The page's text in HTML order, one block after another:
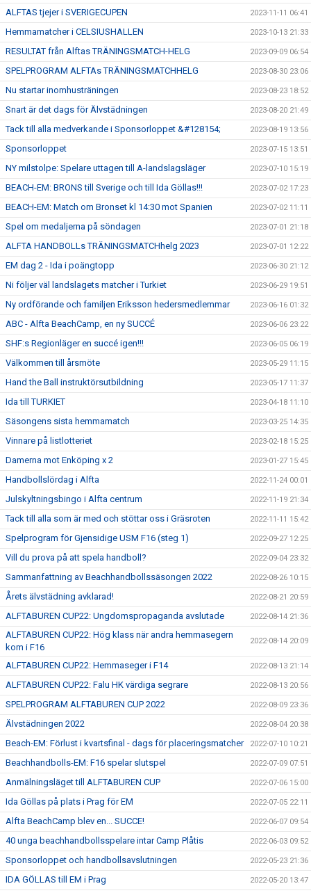
ALFTAS tjejer i SVERIGECUPEN 2023-11-11 06:41
Hemmamatcher i CELSIUSHALLEN 2023-10-13 21:33
RESULTAT från Alftas TRÄNINGSMATCH-HELG 2023-09-09 06:54
SPELPROGRAM ALFTAs TRÄNINGSMATCHHELG 2023-08-30 23:06
Nu startar inomhusträningen 2023-08-23 18:52
Snart är det dags för Älvstädningen 2023-08-20 21:49
Tack till alla medverkande i Sponsorloppet &#128154; 2023-08-19 13:56
Sponsorloppet 2023-07-15 13:51
NY milstolpe: Spelare uttagen till A-landslagsläger 2023-07-10 15:19
BEACH-EM: BRONS till Sverige och till Ida Göllas!!! 2023-07-02 17:23
BEACH-EM: Match om Bronset kl 14:30 mot Spanien 2023-07-02 11:11
Spel om medaljerna på söndagen 2023-07-01 21:18
ALFTA HANDBOLLs TRÄNINGSMATCHhelg 2023 2023-07-01 12:22
EM dag 2 - Ida i poängtopp 2023-06-30 21:12
Ni följer väl landslagets matcher i Turkiet 2023-06-29 19:51
Ny ordförande och familjen Eriksson hedersmedlemmar 2023-06-16 01:32
ABC - Alfta BeachCamp, en ny SUCCÉ 2023-06-06 23:22
SHF:s Regionläger en succé igen!!! 2023-06-05 06:19
Välkommen till årsmöte 2023-05-29 11:15
Hand the Ball instruktörsutbildning 2023-05-17 11:37
Ida till TURKIET 2023-04-18 11:10
Säsongens sista hemmamatch 2023-03-25 14:35
Vinnare på listlotteriet 2023-02-18 15:25
Damerna mot Enköping x 2 2023-01-27 15:45
Handbollslördag i Alfta 2022-11-24 00:01
Julskyltningsbingo i Alfta centrum 2022-11-19 21:34
Tack till alla som är med och stöttar oss i Gräsroten 2022-11-11 15:42
Spelprogram för Gjensidige USM F16 (steg 1) 2022-09-27 12:25
Vill du prova på att spela handboll? 2022-09-04 23:32
Sammanfattning av Beachhandbollssäsongen 2022 2022-08-26 10:15
Årets älvstädning avklarad! 2022-08-21 20:59
ALFTABUREN CUP22: Ungdomspropaganda avslutade 2022-08-14 21:36
ALFTABUREN CUP22: Hög klass när andra hemmasegern
kom i F16
2022-08-14 20:09
ALFTABUREN CUP22: Hemmaseger i F14 2022-08-13 21:14
ALFTABUREN CUP22: Falu HK värdiga segrare 2022-08-13 20:56
SPELPROGRAM ALFTABUREN CUP 2022 2022-08-09 23:36
Älvstädningen 2022 2022-08-04 20:38
Beach-EM: Förlust i kvartsfinal - dags för placeringsmatcher 2022-07-10 10:21
Beachhandbolls-EM: F16 spelar slutspel 2022-07-09 07:51
Anmälningsläget till ALFTABUREN CUP 2022-07-06 15:00
Ida Göllas på plats i Prag för EM 2022-07-05 22:11
Alfta BeachCamp blev en... SUCCE! 2022-06-07 09:54
40 unga beachhandbollsspelare intar Camp Plåtis 2022-06-03 09:52
Sponsorloppet och handbollsavslutningen 2022-05-23 21:36
IDA GÖLLAS till EM i Prag 2022-05-20 13:47